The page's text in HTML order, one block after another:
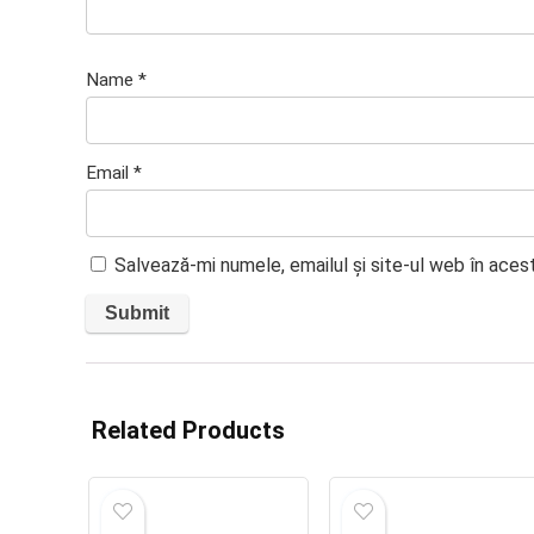
Name *
Email *
Salvează-mi numele, emailul și site-ul web în
Related Products